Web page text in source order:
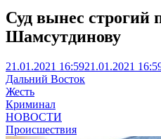
Суд вынес строгий
Шамсутдинову
21.01.2021 16:5921.01.2021
Дальний Восток
Жесть
Криминал
НОВОСТИ
Происшествия